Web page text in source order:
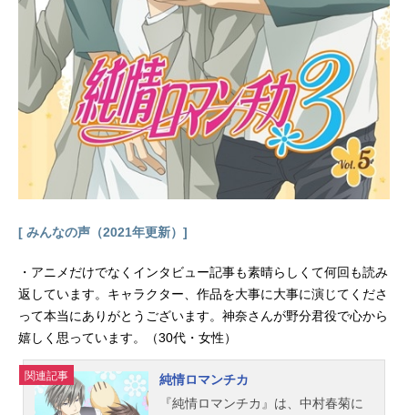
郎：井上和彦佐藤美和子：湯屋敦子
ジン：堀之紀ウォッカ：立木文彦
スタッフ原作：青山剛昌企画：諏訪
道彦チーフ・プロデューサー：松本
拓也 石山桂一プロデューサー：米
倉功人 寺島清晃アソシエイトプロ
デューサー：近藤秀峰監督：山本泰
一郎音楽：大野克夫キャラクター・
デザイン...
[ みんなの声（2021年更新）]
・アニメだけでなくインタビュー記事も素晴らしくて何回も読み
返しています。キャラクター、作品を大事に大事に演じてくださ
って本当にありがとうございます。神奈さんが野分君役で心から
嬉しく思っています。（30代・女性）
関連記事
純情ロマンチカ
『純情ロマンチカ』は、中村春菊に